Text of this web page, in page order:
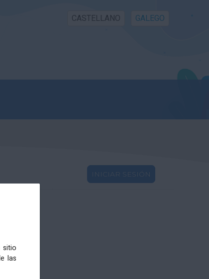
CASTELLANO GALEGO
sitio
las
INICIAR SESIÓN